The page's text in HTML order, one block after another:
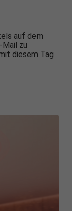
auf dem
Mail zu
diesem Tag